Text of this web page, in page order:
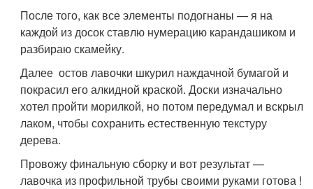
После того, как все элементы подогнаны — я на
каждой из досок ставлю нумерацию карандашиком и
разбираю скамейку.
Далее остов лавочки шкурил наждачной бумагой и
покрасил его алкидной краской. Доски изначально
хотел пройти морилкой, но потом передумал и вскрыл
лаком, чтобы сохранить естественную текстуру
дерева.
Провожу финальную сборку и вот результат —
лавочка из профильной трубы своими руками готова !